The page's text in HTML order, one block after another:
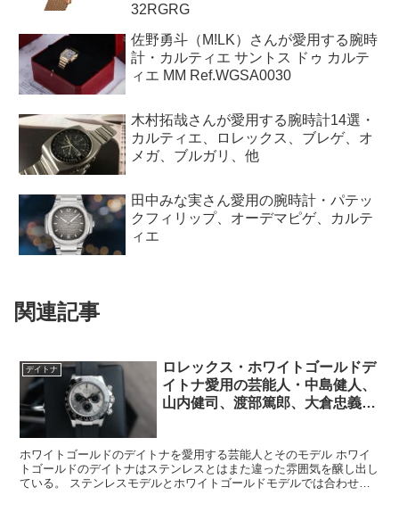
32RGRG
佐野勇斗（M!LK）さんが愛用する腕時
計・カルティエ サントス ドゥ カルテ
ィエ MM Ref.WGSA0030
木村拓哉さんが愛用する腕時計14選・
カルティエ、ロレックス、ブレゲ、オ
メガ、ブルガリ、他
田中みな実さん愛用の腕時計・パテッ
クフィリップ、オーデマピゲ、カルテ
ィエ
関連記事
デイトナ
ロレックス・ホワイトゴールドデ
イトナ愛用の芸能人・中島健人、
山内健司、渡部篤郎、大倉忠義、
ホワイトゴールドのデイトナを愛用する芸能人とそのモデル ホワイ
トゴールドのデイトナはステンレスとはまた違った雰囲気を醸し出し
ている。 ステンレスモデルとホワイトゴールドモデルでは合わせら